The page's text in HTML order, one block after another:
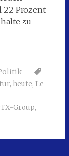
22 Prozent
zu
, heute, Le
TX-Group,